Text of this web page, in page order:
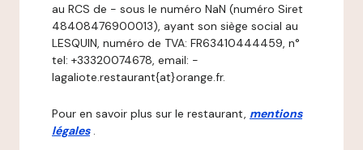
au RCS de - sous le numéro NaN (numéro Siret
48408476900013), ayant son siège social au
LESQUIN, numéro de TVA: FR63410444459, n°
tel: +33320074678, email: -
lagaliote.restaurant{at}orange.fr.
Pour en savoir plus sur le restaurant, mentions
légales .